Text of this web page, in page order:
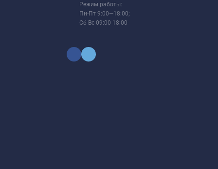
Режим работы:
Пн-Пт 9:00—18:00;
Сб-Вс 09:00-18:00